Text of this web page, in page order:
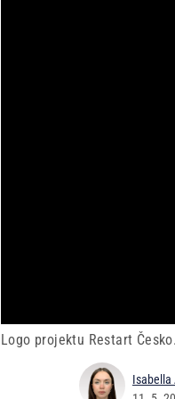
Logo projektu Restart
Isabella